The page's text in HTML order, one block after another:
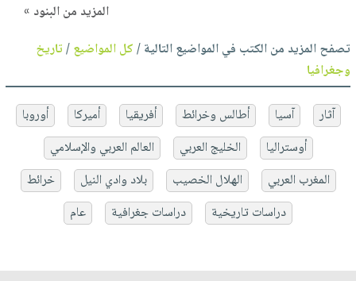
المزيد من البنود »
تصفح المزيد من الكتب في المواضيع التالية /كل المواضيع/تاريخ
وجغرافيا
آثار آسيا أطالس وخرائط أفريقيا أميركا
أوروبا
أوستراليا
الخليج العربي
العالم العربي والإسلامي
المغرب العربي
الهلال الخصيب بلاد وادي النيل
خرائط
دراسات تاريخية
دراسات جغرافية عام